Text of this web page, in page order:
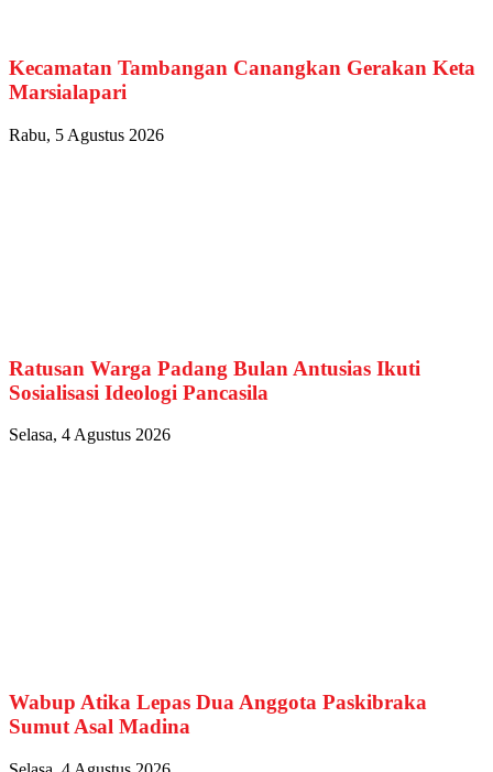
Kecamatan Tambangan Canangkan Gerakan Keta
Marsialapari
Rabu, 5 Agustus 2026
Ratusan Warga Padang Bulan Antusias Ikuti
Sosialisasi Ideologi Pancasila
Selasa, 4 Agustus 2026
Wabup Atika Lepas Dua Anggota Paskibraka
Sumut Asal Madina